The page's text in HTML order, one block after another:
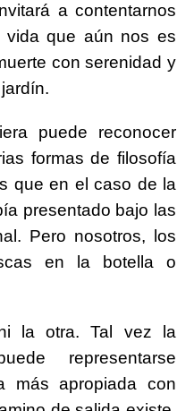
a contentarnos
que aún nos es
con serenidad y
puede reconocer
formas de filosofía
que en el caso de la
presentado bajo las
Pero nosotros, los
en la botella o
la otra. Tal vez la
representarse
más apropiada con